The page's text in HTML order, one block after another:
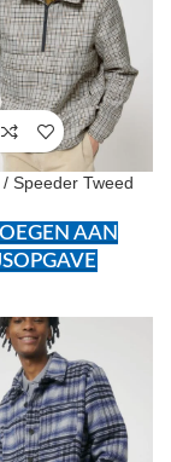
Speeder Tweed
AAN